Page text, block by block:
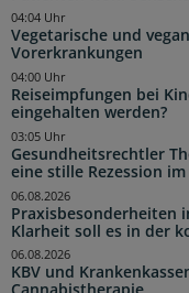
Vegetarische und
Vorerkrankungen
04:04 Uhr
Reiseimpfungen bei
eingehalten werden?
04:00 Uhr
Gesundheitsrechtler
eine stille Rezession
03:05 Uhr
Praxisbesonderheiten
Klarheit soll es in der
06.08.2026
KBV und
06.08.2026